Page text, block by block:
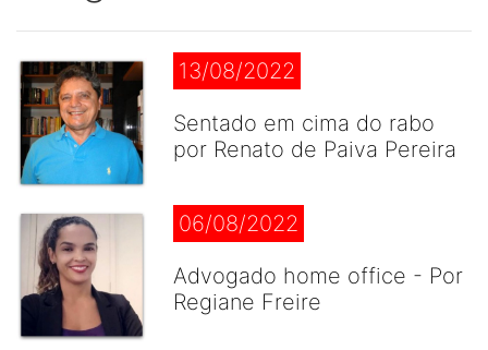
13/08/2022
Sentado em cima do rabo
por Renato de Paiva Pereira
06/08/2022
Advogado home office - Por
Regiane Freire